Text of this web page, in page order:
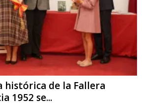
histórica de la Fallera
1952 se...